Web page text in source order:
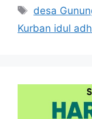
Tag
desa
Kurban idul